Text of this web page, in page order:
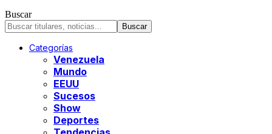
Buscar
Categorías
Venezuela
Mundo
EEUU
Sucesos
Show
Deportes